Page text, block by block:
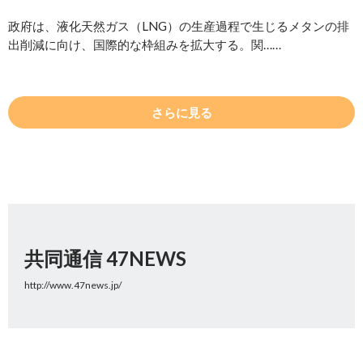
政府は、液化天然ガス（LNG）の生産過程で生じるメタンの排
出削減に向け、国際的な枠組みを拡大する。関……
さらに見る
共同通信 47NEWS
http://www.47news.jp/